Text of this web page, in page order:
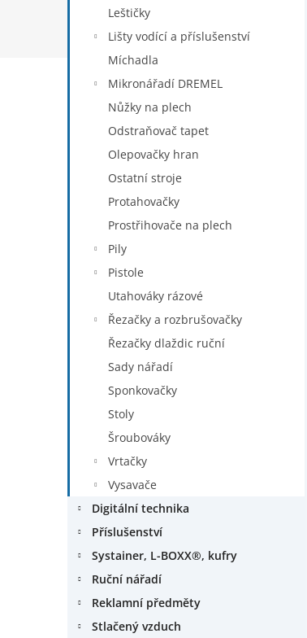
Leštičky
Lišty vodící a příslušenství
Míchadla
Mikronářadí DREMEL
Nůžky na plech
Odstraňovač tapet
Olepovačky hran
Ostatní stroje
Protahovačky
Prostřihovače na plech
Pily
Pistole
Utahováky rázové
Řezačky a rozbrušovačky
Řezačky dlaždic ruční
Sady nářadí
Sponkovačky
Stoly
Šroubováky
Vrtačky
Vysavače
Digitální technika
Příslušenství
Systainer, L-BOXX®, kufry
Ruční nářadí
Reklamní předměty
Stlačený vzduch